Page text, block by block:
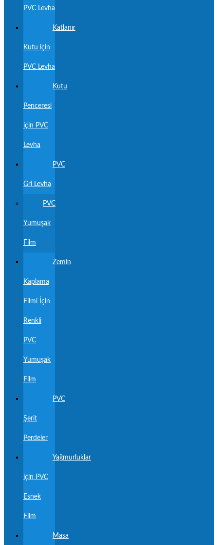
PVC Levha
Katlanır
Kutu için
PVC Levha
Kutu
Penceresi
için PVC
Levha
PVC
Gri Levha
PVC
Yumuşak
Film
Zemin
Kaplama
Filmi İçin
Renkli
PVC
Yumuşak
Film
PVC
Şerit
Perdeler
Yağmurluklar
için PVC
Esnek
Film
Masa